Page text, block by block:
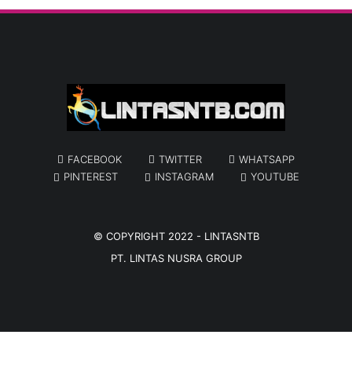
FACEBOOK TWITTER
WHATSAPP
PINTEREST
INSTAGRAM YOUTUBE
© COPYRIGHT 2022 - LINTASNTB
PT. LINTAS NUSRA GROUP